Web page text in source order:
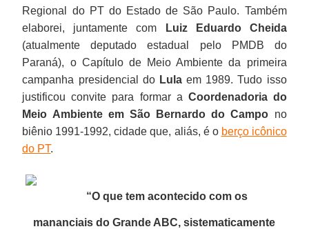
Regional do PT do Estado de São Paulo. Também
elaborei, juntamente com
Luiz Eduardo Cheida
(atualmente deputado estadual pelo PMDB do
Paraná), o Capítulo de Meio Ambiente da primeira
campanha presidencial do Lulaem 1989. Tudo isso
justificou convite para formar a Coordenadoria do
Meio Ambiente em São Bernardo do Campo no
biênio 1991-1992, cidade que, aliás, é o berço icônico
do PT.
“O que tem acontecido com os
mananciais do Grande ABC, sistematicamente